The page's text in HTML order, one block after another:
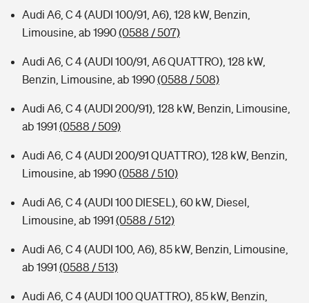
Typklassen: So ist Ihr Auto eingestuft
Sie haben Fragen?
Audi A6, C 4 (AUDI 100/91, A6), 128 kW, Benzin,
Limousine, ab 1990(0588 / 507)
Audi A6, C 4 (AUDI 100/91, A6 QUATTRO), 128 kW,
Benzin, Limousine, ab 1990(0588 / 508)
Audi A6, C 4 (AUDI 200/91), 128 kW, Benzin, Limousine,
ab 1991 (0588 / 509)
Audi A6, C 4 (AUDI 200/91 QUATTRO), 128 kW, Benzin,
Limousine, ab 1990(0588 / 510)
Audi A6, C 4 (AUDI 100 DIESEL), 60 kW, Diesel,
Limousine, ab 1991 (0588 / 512)
Audi A6, C 4 (AUDI 100, A6), 85 kW, Benzin, Limousine,
ab 1991 (0588 / 513)
Audi A6, C 4 (AUDI 100 QUATTRO), 85 kW, Benzin,